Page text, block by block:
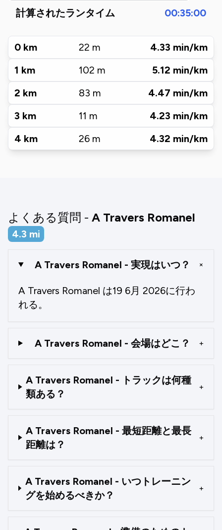
計算されたランタイム 00:35:00
0 km 22 m 4.33 min/km
1 km 102 m 5.12 min/km
2 km 83 m 4.47 min/km
3 km 11 m 4.23 min/km
4 km 26 m 4.32 min/km
よくある質問 - A Travers Romanel
4.3 mi
A Travers Romanel - 実現はいつ？ +
A Travers Romanel は19 6月 2026に行わ
れる。
A Travers Romanel - 会場はどこ？ +
A Travers Romanel - トラックは何種
類ある？
+
A Travers Romanel - 最短距離と最長
距離は？
+
A Travers Romanel - いつトレーニン
グを始めるべきか？
+